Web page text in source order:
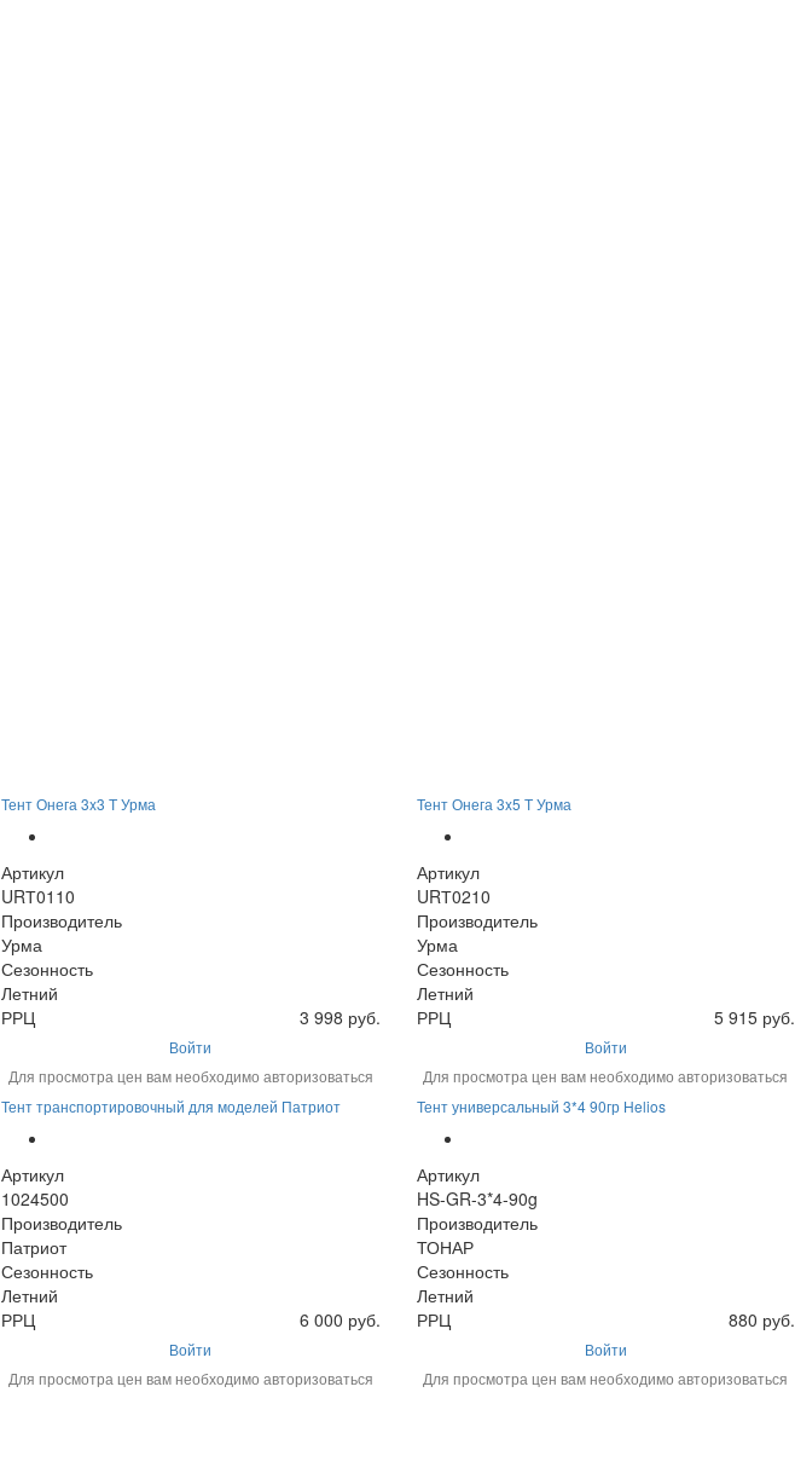
Тент Онега 3x3 Т Урма
Артикул
URТ0110
Производитель
Урма
Сезонность
Летний
РРЦ
3 998 руб.
Войти
Для просмотра цен вам необходимо авторизоваться
Тент Онега 3x5 Т Урма
Артикул
URТ0210
Производитель
Урма
Сезонность
Летний
РРЦ
5 915 руб.
Войти
Для просмотра цен вам необходимо авторизоваться
Тент транспортировочный для моделей Патриот
Артикул
1024500
Производитель
Патриот
Сезонность
Летний
РРЦ
6 000 руб.
Войти
Для просмотра цен вам необходимо авторизоваться
Тент универсальный 3*4 90гр Helios
Артикул
HS-GR-3*4-90g
Производитель
ТОНАР
Сезонность
Летний
РРЦ
880 руб.
Войти
Для просмотра цен вам необходимо авторизоваться